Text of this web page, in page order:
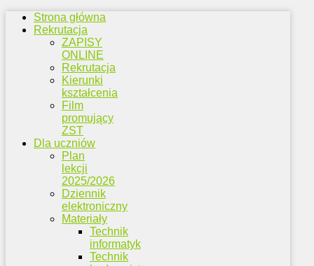
Strona główna
Rekrutacja
ZAPISY
ONLINE
Rekrutacja
Kierunki
kształcenia
Film
promujący
ZST
Dla uczniów
Plan
lekcji
2025/2026
Dziennik
elektroniczny
Materiały
Technik
informatyk
Technik